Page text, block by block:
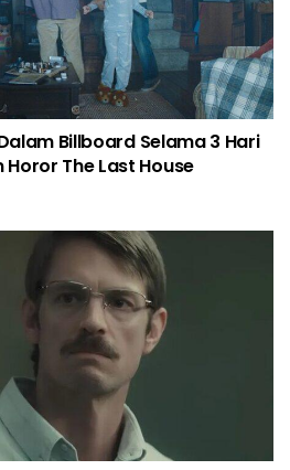
Billboard Selama 3 Hari
The Last House